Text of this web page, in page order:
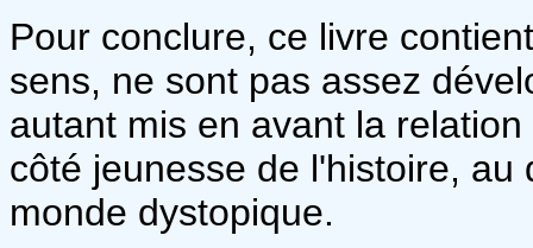
Pour conclure, ce livre
sens, ne sont pas assez
autant mis en avant la
côté jeunesse de l'histoire,
monde dystopique.